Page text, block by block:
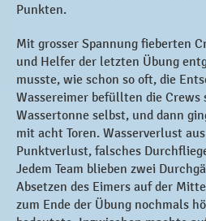
Punkten.
Mit grosser Spannung fieberten
und Helfer der letzten Übung
musste, wie schon so oft, die
Wassereimer befüllten die Crews
Wassertonne selbst, und dann
mit acht Toren. Wasserverlust
Punktverlust, falsches
Jedem Team blieben zwei
Absetzen des Eimers auf der
zum Ende der Übung nochmals